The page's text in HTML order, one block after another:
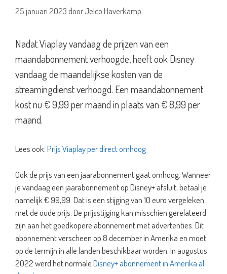
25 januari 2023 doorJelco Haverkamp
Nadat Viaplay vandaag de prijzen van een
maandabonnement verhoogde, heeft ook Disney
vandaag de maandelijkse kosten van de
streamingdienst verhoogd. Een maandabonnement
kost nu € 9,99 per maand in plaats van € 8,99 per
maand.
Lees ook:Prijs Viaplay per direct omhoog
Ook de prijs van een jaarabonnement gaat omhoog. Wanneer
je vandaag een jaarabonnement op Disney+ afsluit, betaal je
namelijk € 99,99. Dat is een stijging van 10 euro vergeleken
met de oude prijs. De prijsstijging kan misschien gerelateerd
zijn aan het goedkopere abonnement met advertenties. Dit
abonnement verscheen op 8 december in Amerika en moet
op de termijn in alle landen beschikbaar worden. In augustus
2022 werd het normaleDisney+ abonnement in Amerika al